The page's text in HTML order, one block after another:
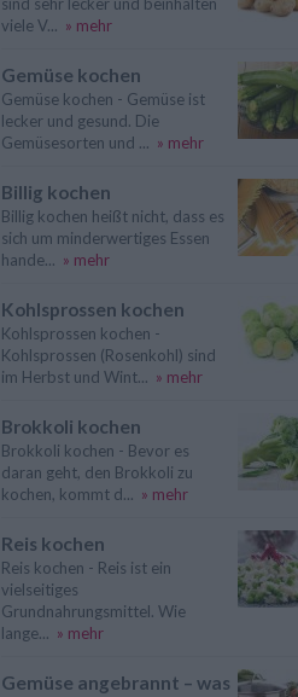
viele V... » mehr
Gemüse kochen
Gemüse kochen - Gemüse ist
lecker und gesund. Die
Gemüsesorten und ... » mehr
Billig kochen
Billig kochen heißt nicht, dass es
sich um minderwertiges Essen
hande... » mehr
Kohlsprossen kochen
Kohlsprossen kochen -
Kohlsprossen (Rosenkohl) sind
im Herbst und Wint... » mehr
Brokkoli kochen
Brokkoli kochen - Bevor es
daran geht, den Brokkoli zu
kochen, kommt d... » mehr
Reis kochen
Reis kochen - Reis ist ein
vielseitiges
Grundnahrungsmittel. Wie
lange... » mehr
Gemüse angebrannt – was